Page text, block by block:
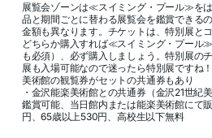
展覧会ゾーンは≪スイミング・プール≫を
品と期間ごとに替わる展覧会を鑑賞できる
金額も異なります。チケットは、特別展と
どちらか購入すれば≪スイミング・プー
も必須）、必ず購入しましょう。特別展の
展も入場可能なので迷ったら特別展ですね
美術館の観覧券がセットの共通券もあり
・金沢能楽美術館との共通券（金沢21世紀
鑑賞可能、当日館内または能楽美術館にて
円、65歳以上530円、高校生以下無料